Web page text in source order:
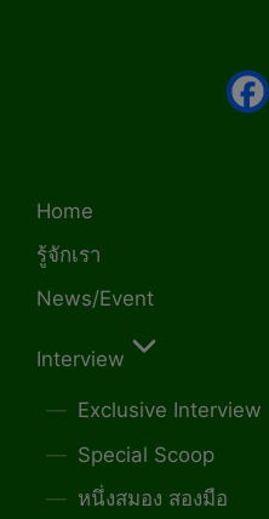
Home
รู้จักเรา
News/Event
Interview
Exclusive Interview
Special Scoop
หนึ่งสมอง สองมือ